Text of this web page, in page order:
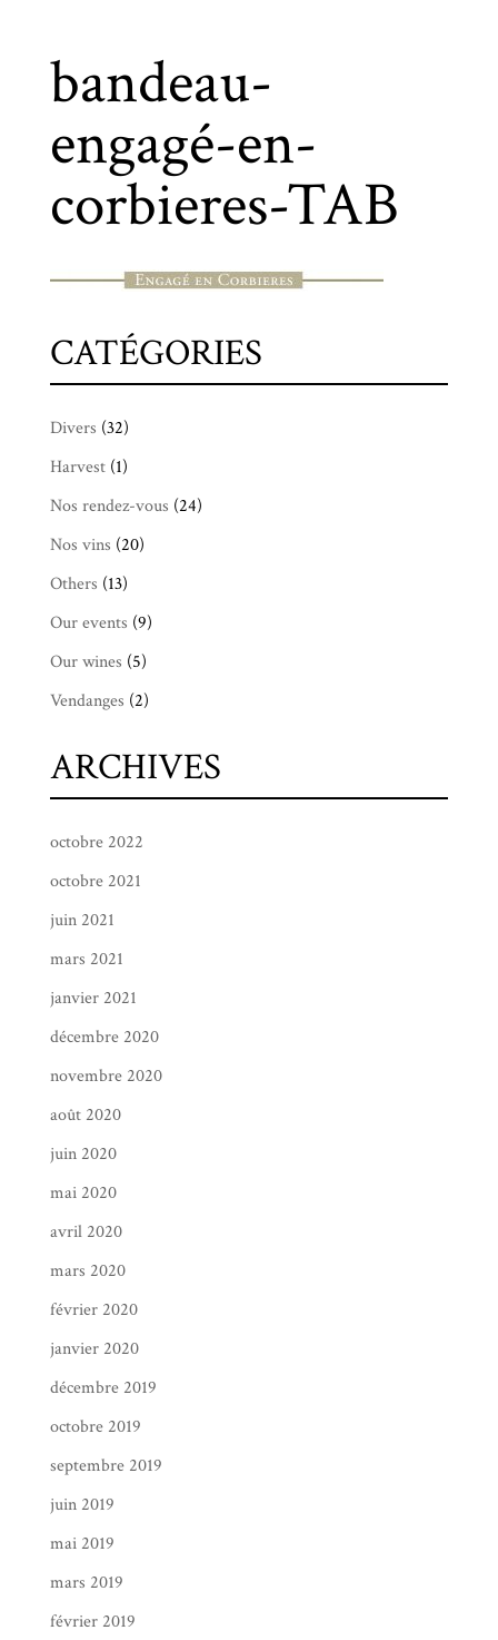
bandeau-
engagé-en-
corbieres-TAB
CATÉGORIES
Divers (32)
Harvest(1)
Nos rendez-vous (24)
Nos vins (20)
Others (13)
Our events (9)
Our wines (5)
Vendanges (2)
ARCHIVES
octobre 2022
octobre 2021
juin 2021
mars 2021
janvier 2021
décembre 2020
novembre 2020
août 2020
juin 2020
mai 2020
avril 2020
mars 2020
février 2020
janvier 2020
décembre 2019
octobre 2019
septembre 2019
juin 2019
mai 2019
mars 2019
février 2019